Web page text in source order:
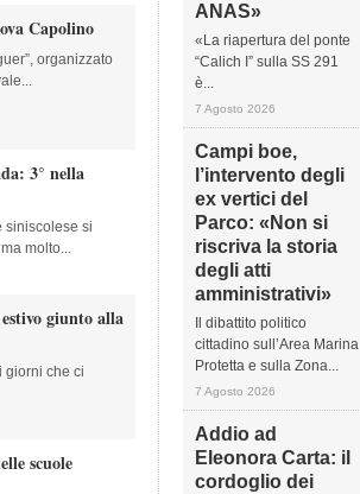
Capolino
organizzato
3° nella
siniscolese si
molto...
giunto alla
giorni che ci
scuole
ANAS»
«La riapertura del ponte
“Calich I” sulla SS 291
è...
7 Agosto 2026
Campi boe,
l’intervento degli
ex vertici del
Parco: «Non si
riscriva la storia
degli atti
amministrativi»
Il dibattito politico
cittadino sull’Area Marina
Protetta e sulla Zona...
7 Agosto 2026
Addio ad
Eleonora Carta: il
cordoglio dei